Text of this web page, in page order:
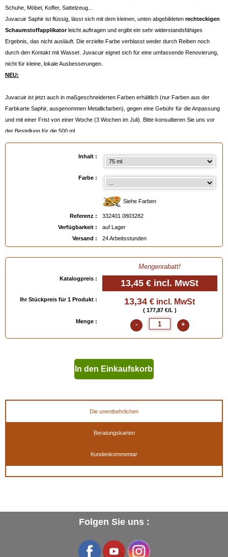
Schuhe, Möbel, Koffer, Sattelzeug...
Juvacuir Saphir ist flüssig, lässt sich mit dem kleinen, unten abgebildeten rechteckigen
Schaumstoffapplikatorleicht auftragen und ergibt ein sehr widerstandsfähiges
Ergebnis, das nicht ausläuft. Die erzielte Farbe verblasst weder durch Reiben noch
durch den Kontakt mit Wasser. Juvacuir eignet sich für eine umfassende Renovierung,
nicht für kleine, lokale Ausbesserungen.
NEU:
Juvacuir ist jetzt auch in maßgeschneiderten Farben erhältlich (nur Farben aus der
Farbkarte Saphir, ausgenommen Metallicfarben), gegen eine Gebühr für die Anpassung
und mit einer Frist von einer Woche (3 Wochen im Juli). Bitte konsultieren Sie uns vor
der Bestellung für die 500 ml.
Anmerkung:
- Berechnen Sie ca. 1 Flasche à 75 ml für eine kleine kurze Jacke.
- Bei sehr trockenem Leder sollten Sie es vorher mit der untenstehenden
- falls nötig, vorher mit dem FleckenentfernerHussard Sprayentfetten und immer
Regenerier-Reinigungsseife AVELreinigen.
entfernt werden.
( Für die Farbauswahl bitte auf die untenstehende Farbpalette klicken, oder das
Inhalt :
Farbe :
Siehe Farben
Referenz :
332401 0803282
Verfügbarkeit :
auf Lager
Versand :
24 Arbeitsstunden
Mengenrabatt!
Katalogpreis : 13,45 € incl. MwSt
Ihr Stückpreis für 1 Produkt : 13,34 € incl. MwSt
( 177,87 €/L )
Menge :
- +
In den Einkaufskorb
Die unentbehrlichen
Beratungskarten
Kundenkommentar
Folgen Sie uns :